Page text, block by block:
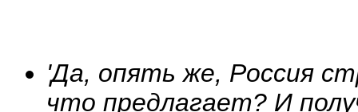
'Да, опять же, Россия
что предлагает? И